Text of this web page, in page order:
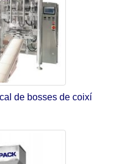
de bosses de coixí